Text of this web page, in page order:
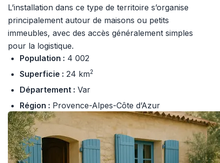
L’installation dans ce type de territoire s’organise
principalement autour de maisons ou petits
immeubles, avec des accès généralement simples
pour la logistique.
Population : 4 002
Superficie : 24 km2
Département : Var
Région : Provence-Alpes-Côte d’Azur